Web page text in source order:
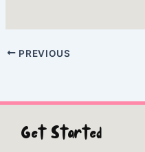
PREVIOUS
Get Started